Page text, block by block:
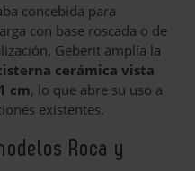
concebida para
con base roscada o de
Geberit amplía la
cerámica vista
cm, lo que abre su uso a
existentes.
Roca y